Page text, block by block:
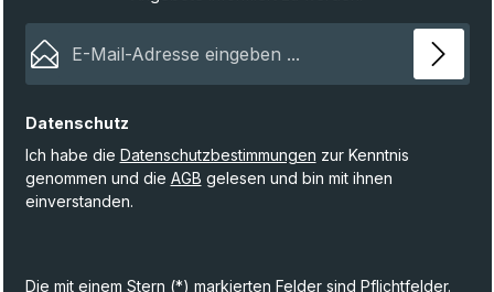
Datenschutz
Ich habe die Datenschutzbestimmungen zur Kenntnis
genommen und die AGB gelesen und bin mit ihnen
einverstanden.
Die mit einem Stern (*) markierten Felder sind Pflichtfelder.